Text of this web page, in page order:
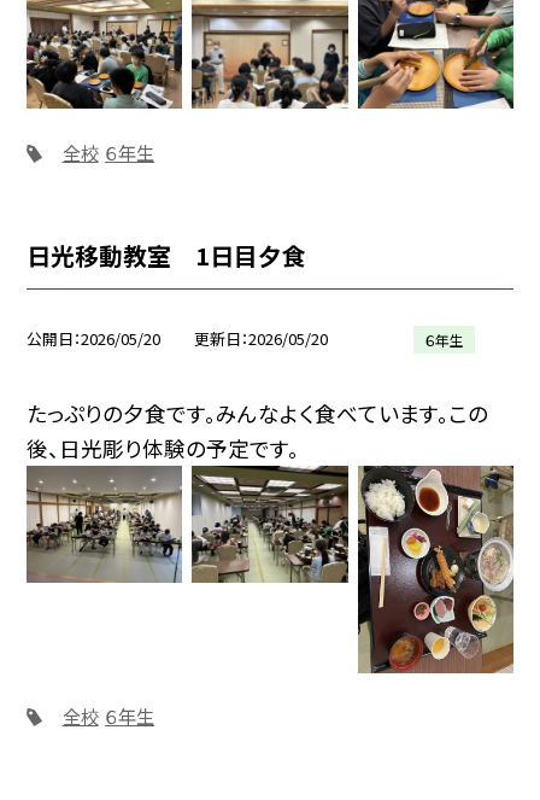
全校 ６年生
日光移動教室 1日目夕食
公開日 2026/05/20 更新日 2026/05/20 ６年生
たっぷりの夕食です。みんなよく食べています。この
後、日光彫り体験の予定です。
全校 ６年生